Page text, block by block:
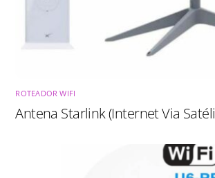
ROTEADOR WIFI
Antena Starlink (Internet Via